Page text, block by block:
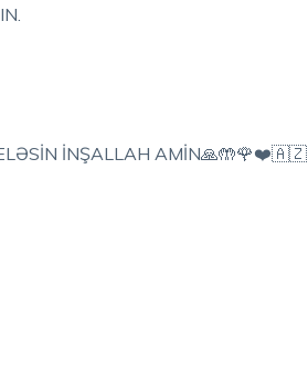
İNŞALLAH AMİN🙏🤲🌹❤️🇦🇿